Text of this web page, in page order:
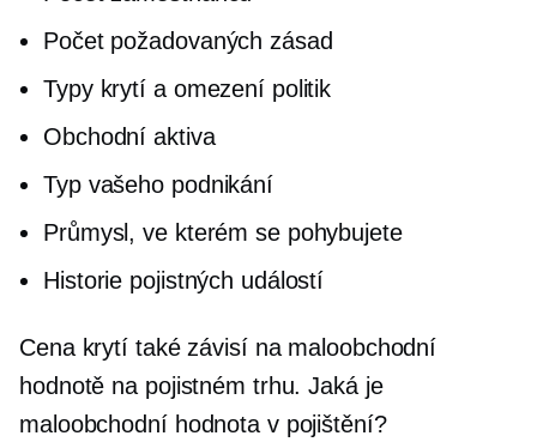
Počet požadovaných zásad
Typy krytí a omezení politik
Obchodní aktiva
Typ vašeho podnikání
Průmysl, ve kterém se pohybujete
Historie pojistných událostí
Cena krytí také závisí na maloobchodní
hodnotě na pojistném trhu. Jaká je
maloobchodní hodnota v pojištění?